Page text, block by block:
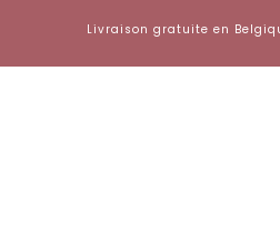
contenu
Livraison gratuite en